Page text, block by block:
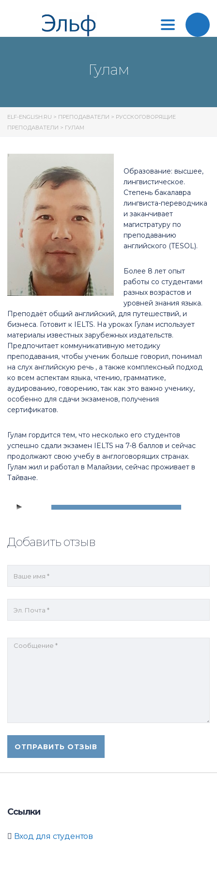
Toggle
Гулам
ELF-ENGLISH.RU > ПРЕПОДАВАТЕЛИ > РУССКОГОВОРЯЩИЕ
ПРЕПОДАВАТЕЛИ > ГУЛАМ
Образование: высшее,
лингвистическое.
Степень бакалавра
лингвиста-переводчика
и заканчивает
магистратуру по
преподаванию
английского (TESOL).
Более 8 лет опыт
работы со студентами
разных возрастов и
уровней знания языка.
Преподаёт общий английский, для путешествий, и
бизнеса. Готовит к IELTS. На уроках Гулам использует
материалы известных зарубежных издательств.
Предпочитает коммуникативную методику
преподавания, чтобы ученик больше говорил, понимал
на слух английскую речь , а также комплексный подход
ко всем аспектам языка, чтению, грамматике,
аудированию, говорению, так как это важно ученику,
особенно для сдачи экзаменов, получения
сертификатов.
Гулам гордится тем, что несколько его студентов
успешно сдали экзамен IELTS на 7-8 баллов и сейчас
продолжают свою учебу в англоговорящих странах.
Гулам жил и работал в Малайзии, сейчас проживает в
Тайване.
Аудиоплеер
Добавить отзыв
Ссылки
Вход для студентов